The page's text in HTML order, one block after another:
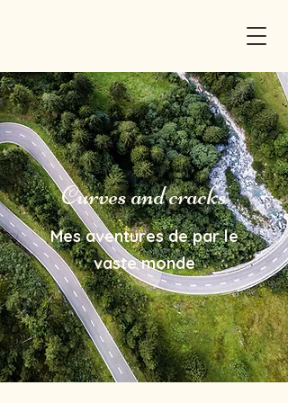
Curves and cracks
Mes aventures de par le
vaste monde